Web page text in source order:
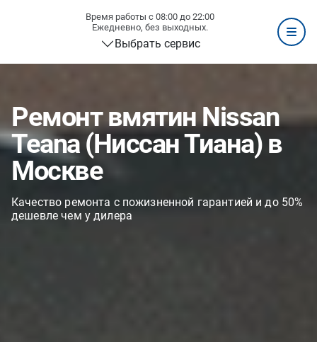
Время работы с 08:00 до 22:00
Ежедневно, без выходных.
Выбрать сервис
Ремонт вмятин Nissan
Teana (Ниссан Тиана) в
Москве
Качество ремонта с пожизненной гарантией и до 50%
дешевле чем у дилера